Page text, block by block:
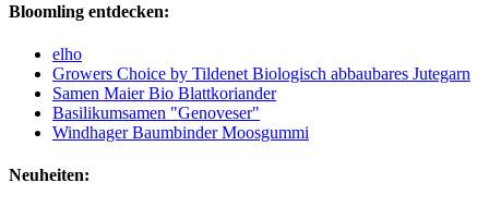
Bloomling entdecken:
elho
Growers Choice by Tildenet Biologisch abbaubares Jutegarn
Samen Maier Bio Blattkoriander
Basilikumsamen "Genoveser"
Windhager Baumbinder Moosgummi
Neuheiten: